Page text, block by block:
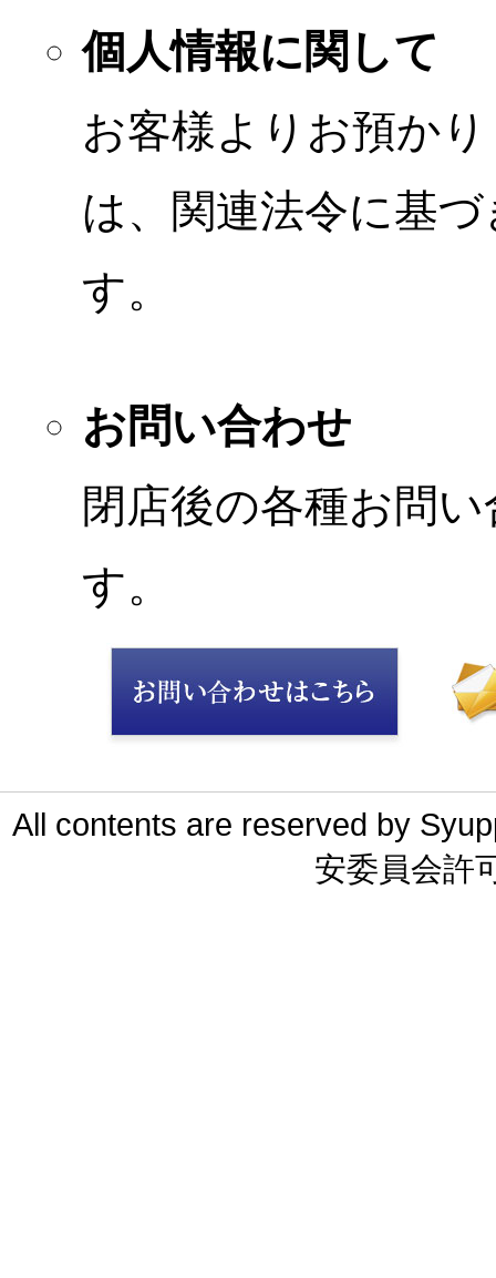
個人情報に関して
お客様よりお預か
は、関連法令に基
す。
お問い合わせ
閉店後の各種お問
す。
All contents are reserved by
安委員会許